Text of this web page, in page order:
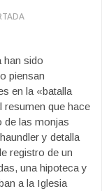
han sido
piensan
en la «batalla
resumen que hace
de las monjas
y detalla
registro de un
una hipoteca y
a la Iglesia